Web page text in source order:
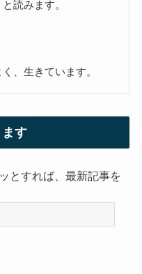
読みます。
、生きています。
す
とすれば、最新記事を